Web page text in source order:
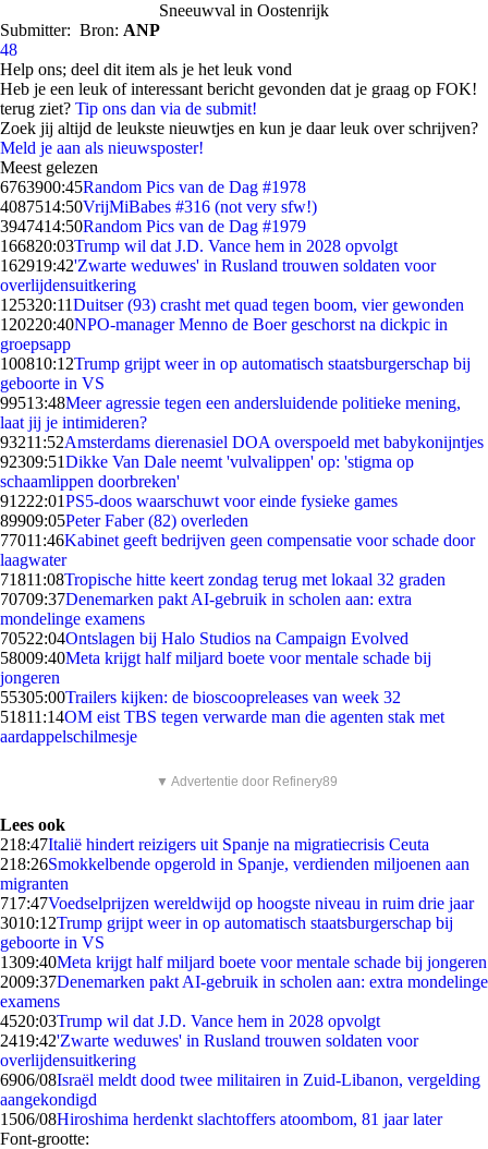
Sneeuwval in Oostenrijk
Submitter: Bron: ANP
48
Help ons; deel dit item als je het leuk vond
Heb je een leuk of interessant bericht gevonden dat je graag op FOK!
terug ziet? Tip ons dan via de submit!
Zoek jij altijd de leukste nieuwtjes en kun je daar leuk over schrijven?
Meld je aan als nieuwsposter!
Meest gelezen
6763900:45Random Pics van de Dag #1978
4087514:50VrijMiBabes #316 (not very sfw!)
3947414:50Random Pics van de Dag #1979
166820:03Trump wil dat J.D. Vance hem in 2028 opvolgt
162919:42'Zwarte weduwes' in Rusland trouwen soldaten voor
overlijdensuitkering
125320:11Duitser (93) crasht met quad tegen boom, vier gewonden
120220:40NPO-manager Menno de Boer geschorst na dickpic in
groepsapp
100810:12Trump grijpt weer in op automatisch staatsburgerschap bij
geboorte in VS
99513:48Meer agressie tegen een andersluidende politieke mening,
laat jij je intimideren?
93211:52Amsterdams dierenasiel DOA overspoeld met babykonijntjes
92309:51Dikke Van Dale neemt 'vulvalippen' op: 'stigma op
schaamlippen doorbreken'
91222:01PS5-doos waarschuwt voor einde fysieke games
89909:05Peter Faber (82) overleden
77011:46Kabinet geeft bedrijven geen compensatie voor schade door
laagwater
71811:08Tropische hitte keert zondag terug met lokaal 32 graden
70709:37Denemarken pakt AI-gebruik in scholen aan: extra
mondelinge examens
70522:04Ontslagen bij Halo Studios na Campaign Evolved
58009:40Meta krijgt half miljard boete voor mentale schade bij
jongeren
55305:00Trailers kijken: de bioscoopreleases van week 32
51811:14OM eist TBS tegen verwarde man die agenten stak met
aardappelschilmesje
▼ Advertentie door Refinery89
Lees ook
218:47Italië hindert reizigers uit Spanje na migratiecrisis Ceuta
218:26Smokkelbende opgerold in Spanje, verdienden miljoenen aan
migranten
717:47Voedselprijzen wereldwijd op hoogste niveau in ruim drie jaar
3010:12Trump grijpt weer in op automatisch staatsburgerschap bij
geboorte in VS
1309:40Meta krijgt half miljard boete voor mentale schade bij jongeren
2009:37Denemarken pakt AI-gebruik in scholen aan: extra mondelinge
examens
4520:03Trump wil dat J.D. Vance hem in 2028 opvolgt
2419:42'Zwarte weduwes' in Rusland trouwen soldaten voor
overlijdensuitkering
6906/08Israël meldt dood twee militairen in Zuid-Libanon, vergelding
aangekondigd
1506/08Hiroshima herdenkt slachtoffers atoombom, 81 jaar later
Font-grootte: